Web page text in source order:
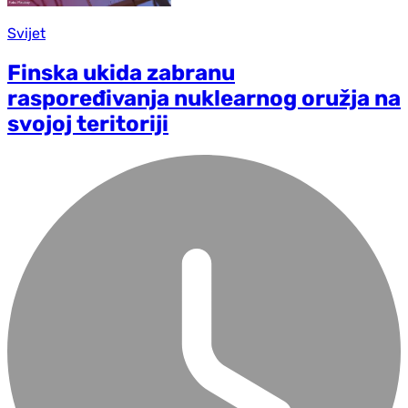
Svijet
Finska ukida zabranu
raspoređivanja nuklearnog oružja na
svojoj teritoriji